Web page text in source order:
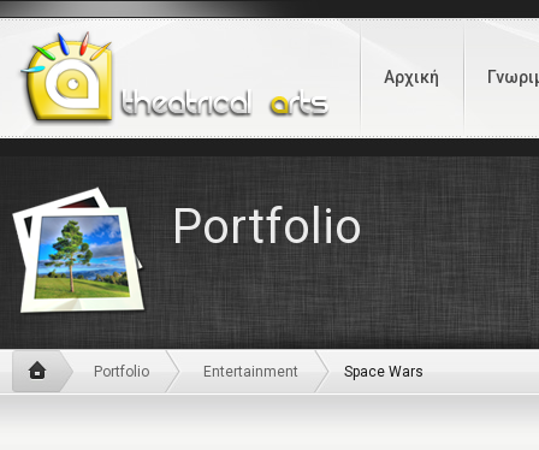
Αρχική
Portfolio
Portfolio Entertainment Space Wars